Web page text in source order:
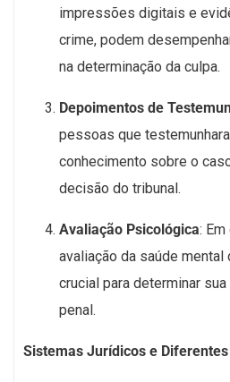
impressões digitais e
crime, podem
na determinação da culpa.
Depoimentos de
pessoas que
conhecimento sobre o
decisão do tribunal.
Avaliação Psicológica:
avaliação da saúde
crucial para determinar
penal.
Sistemas Jurídicos e